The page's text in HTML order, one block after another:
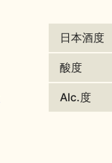
日本酒度
酸度
Alc.度